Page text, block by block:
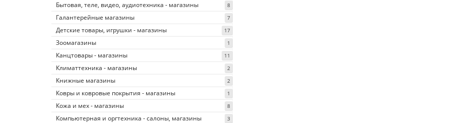
Бытовая, теле, видео, аудиотехника - магазины 8
Галантерейные магазины 7
Детские товары, игрушки - магазины 17
Зоомагазины 1
Канцтовары - магазины 11
Климаттехника - магазины 2
Книжные магазины 2
Ковры и ковровые покрытия - магазины 1
Кожа и мех - магазины 8
Компьютерная и оргтехника - салоны, магазины 3